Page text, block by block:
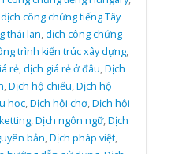
dịch công chứng tiếng Tây
thái lan,dịch công chứng
trình kiến trúc xây dựng,
rẻ,dịch giá rẻ ở đâu,Dịch
,Dịch hộ chiếu,Dịch hộ
học,Dịch hội chợ,Dịch hội
,Dịch ngôn ngữ,Dịch
bản,Dịch pháp việt,